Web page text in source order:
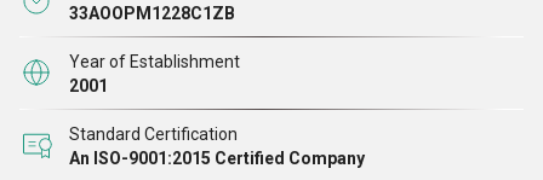
33AOOPM1228C1ZB
Year of Establishment
2001
Standard Certification
An ISO-9001:2015 Certified Company